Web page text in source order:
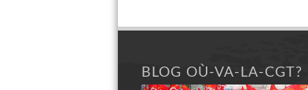
BLOG OÙ-VA-LA-CGT?